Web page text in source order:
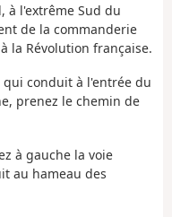
à l'extrême Sud du
de la commanderie
la Révolution française.
qui conduit à l'entrée du
prenez le chemin de
à gauche la voie
au hameau des